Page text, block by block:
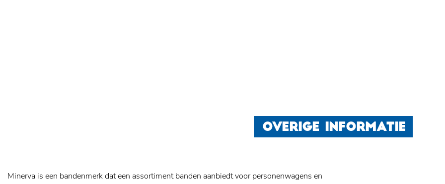
OVERIGE INFORMATIE
Minerva is een bandenmerk dat een assortiment banden aanbiedt voor personenwagens en